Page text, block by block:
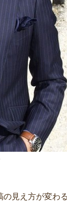
見え方が変わ